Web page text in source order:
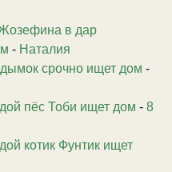
в дар
- Наталия
дымок срочно ищет дом -
пёс Тоби ищет дом - 8
котик Фунтик ищет